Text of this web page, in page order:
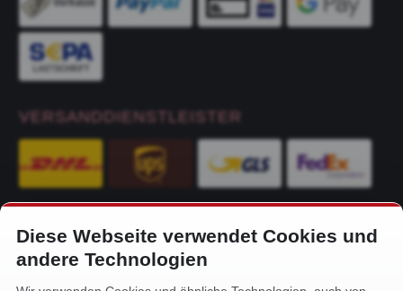
VERSANDDIENSTLEISTER
KONTAKT
Alfa-Service Hurtienne GmbH
Diese Webseite verwendet Cookies und
andere Technologien